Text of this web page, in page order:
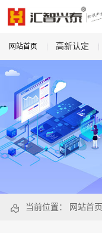
网站首页 高新认定
当前位置： 网站首页